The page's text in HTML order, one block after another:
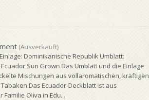
(Ausverkauft)
Dominikanische Republik Umblatt:
Sun Grown Das Umblatt und die Einlage
Mischungen aus vollaromatischen, kräftigen
Ecuador-Deckblatt ist aus
Oliva in Edu...